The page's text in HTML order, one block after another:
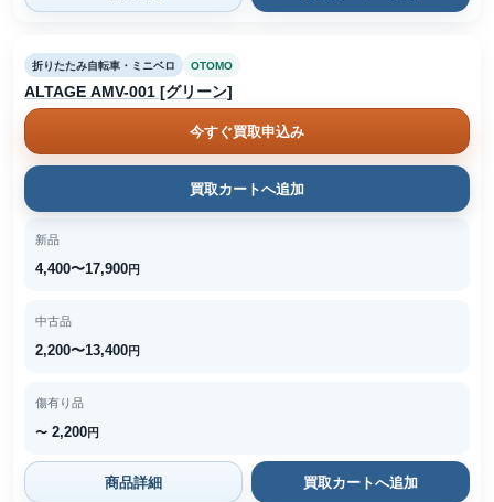
折りたたみ自転車・ミニベロ OTOMO
ALTAGE AMV-001 [グリーン]
今すぐ買取申込み
買取カートへ追加
新品
4,400〜17,900円
中古品
2,200〜13,400円
傷有り品
〜 2,200円
商品詳細 買取カートへ追加